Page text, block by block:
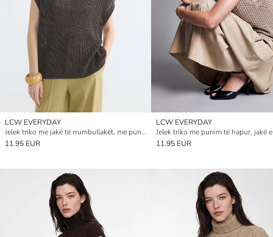
LCW EVERYDAY
Jelek triko me jakë të rrumbullakët, me punim të çarë, për gra
11.95 EUR
LCW EVERYDAY
11.95 EUR